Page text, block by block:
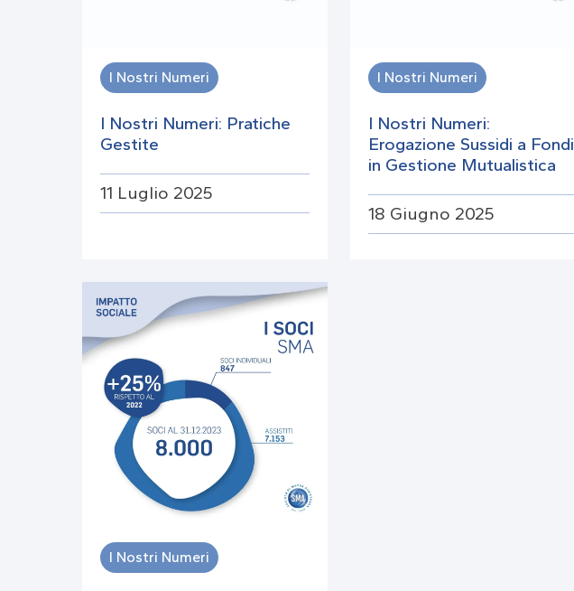
I Nostri Numeri
I Nostri Numeri: Pratiche
Gestite
11 Luglio 2025
I Nostri Numeri
I Nostri Numeri:
Erogazione Sussidi a Fondi
in Gestione Mutualistica
18 Giugno 2025
I Nostri Numeri